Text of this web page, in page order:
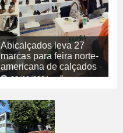
Abicalçados leva 27
marcas para feira norte-
americana de calçados
05/08/2026